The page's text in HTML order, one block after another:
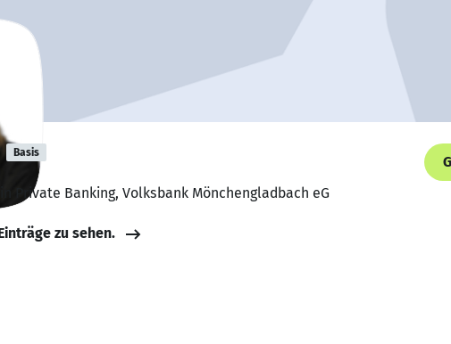
Basis
Private Banking, Volksbank Mönchengladbach eG
zu sehen.